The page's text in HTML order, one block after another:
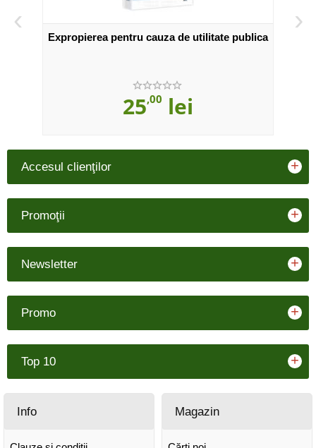
‹
Expropierea pentru cauza de utilitate publica
25,00 lei
›
Accesul clienţilor +
Promoţii +
Newsletter +
Promo +
Top 10 +
Info Magazin